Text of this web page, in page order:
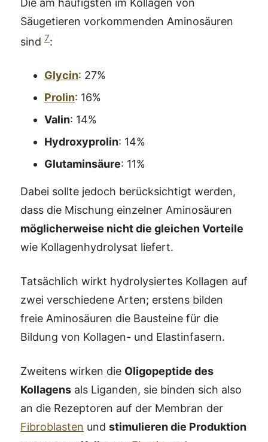
Die am häufigsten im Kollagen von
Säugetieren vorkommenden Aminosäuren
sind 7:
Glycin: 27%
Prolin: 16%
Valin: 14%
Hydroxyprolin: 14%
Glutaminsäure: 11%
Dabei sollte jedoch berücksichtigt werden,
dass die Mischung einzelner Aminosäuren
möglicherweise nicht die gleichen Vorteile
wie Kollagenhydrolysat liefert.
Tatsächlich wirkt hydrolysiertes Kollagen auf
zwei verschiedene Arten; erstens bilden
freie Aminosäuren die Bausteine für die
Bildung von Kollagen- und Elastinfasern.
Zweitens wirken die Oligopeptide des
Kollagens als Liganden, sie binden sich also
an die Rezeptoren auf der Membran der
Fibroblasten und stimulieren die Produktion